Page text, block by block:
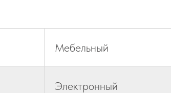
Мебельный
Электронный